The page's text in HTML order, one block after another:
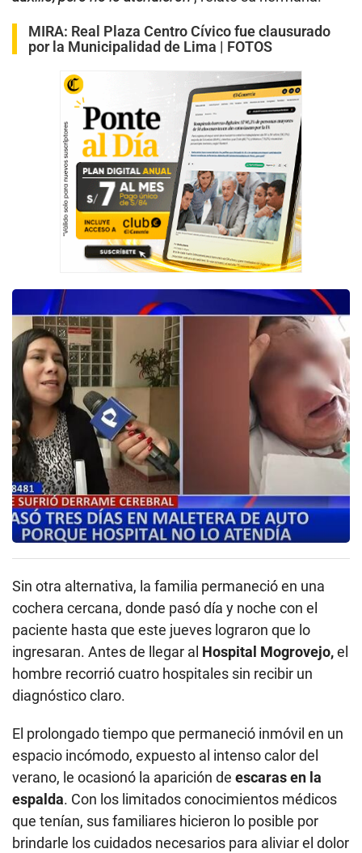
MIRA: Real Plaza Centro Cívico fue clausurado
por la Municipalidad de Lima | FOTOS
Sin otra alternativa, la familia permaneció en una
cochera cercana, donde pasó día y noche con el
paciente hasta que este jueves lograron que lo
ingresaran. Antes de llegar al Hospital Mogrovejo,el
hombre recorrió cuatro hospitales sin recibir un
diagnóstico claro.
El prolongado tiempo que permaneció inmóvil en un
espacio incómodo, expuesto al intenso calor del
verano, le ocasionó la aparición de escaras en la
espalda. Con los limitados conocimientos médicos
que tenían, sus familiares hicieron lo posible por
brindarle los cuidados necesarios para aliviar el dolor